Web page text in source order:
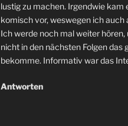
lustig zu machen. Irgendwie kam
komisch vor, weswegen ich auch
Ich werde noch mal weiter hören,
nicht in den nächsten Folgen das
bekomme. Informativ war das
Antworten